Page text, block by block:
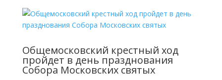
Общемосковский крестный ход
пройдет в день празднования
Собора Московских святых